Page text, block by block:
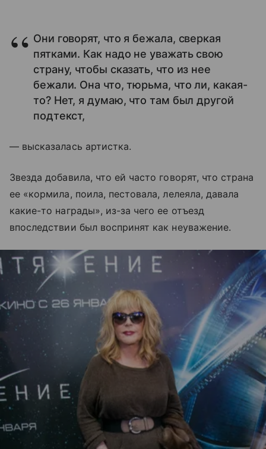
Они говорят, что я бежала, сверкая
пятками. Как надо не уважать свою
страну, чтобы сказать, что из нее
бежали. Она что, тюрьма, что ли, какая-
то? Нет, я думаю, что там был другой
подтекст,
— высказалась артистка.
Звезда добавила, что ей часто говорят, что страна
ее «кормила, поила, пестовала, лелеяла, давала
какие-то награды», из-за чего ее отъезд
впоследствии был воспринят как неуважение.